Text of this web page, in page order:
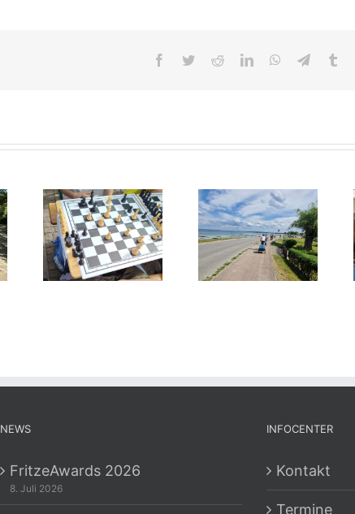
Facebook
TwitterRedditLinkedInWhatsApp
Telegram
NEWS
FritzeAwards 2026
8. Juli 2026
INFOCENTER
Kontakt
Termine